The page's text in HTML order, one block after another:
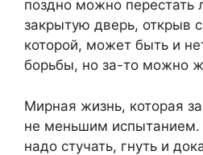
поздно можно перестать
закрытую дверь, открыв
которой, может быть и
борьбы, но за-то можно
Мирная жизнь, которая
не меньшим испытанием.
надо стучать, гнуть и